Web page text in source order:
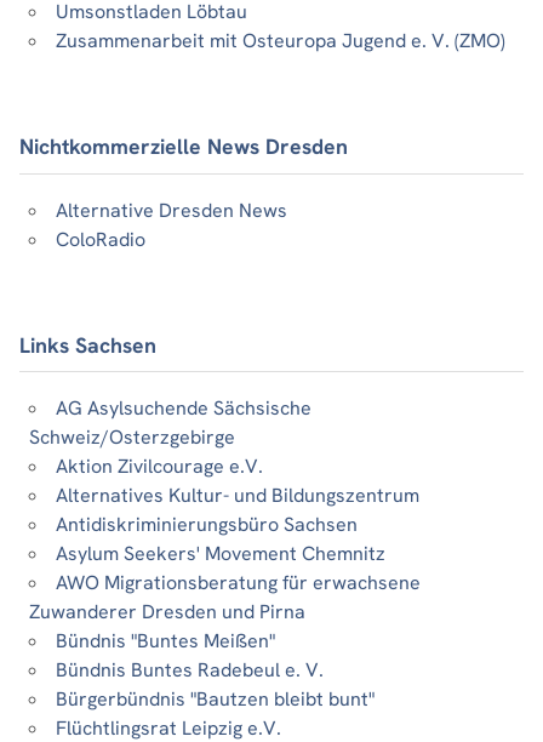
Umsonstladen Löbtau
Zusammenarbeit mit Osteuropa Jugend e. V. (ZMO)
Nichtkommerzielle News Dresden
Alternative Dresden News
ColoRadio
Links Sachsen
AG Asylsuchende Sächsische
Schweiz/Osterzgebirge
Aktion Zivilcourage e.V.
Alternatives Kultur- und Bildungszentrum
Antidiskriminierungsbüro Sachsen
Asylum Seekers' Movement Chemnitz
AWO Migrationsberatung für erwachsene
Zuwanderer Dresden und Pirna
Bündnis "Buntes Meißen"
Bündnis Buntes Radebeul e. V.
Bürgerbündnis "Bautzen bleibt bunt"
Flüchtlingsrat Leipzig e.V.